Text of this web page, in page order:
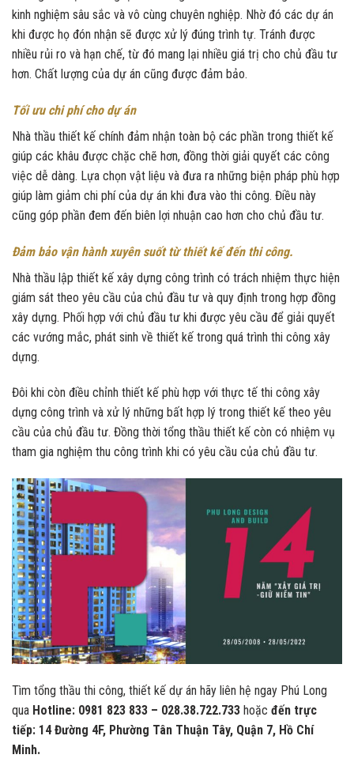
kinh nghiệm sâu sắc và vô cùng chuyên nghiệp. Nhờ đó các dự án
khi được họ đón nhận sẽ được xử lý đúng trình tự. Tránh được
nhiều rủi ro và hạn chế, từ đó mang lại nhiều giá trị cho chủ đầu tư
hơn. Chất lượng của dự án cũng được đảm bảo.
Tối ưu chi phí cho dự án
Nhà thầu thiết kế chính đảm nhận toàn bộ các phần trong thiết kế
giúp các khâu được chặc chẽ hơn, đồng thời giải quyết các công
việc dễ dàng. Lựa chọn vật liệu và đưa ra những biện pháp phù hợp
giúp làm giảm chi phí của dự án khi đưa vào thi công. Điều này
cũng góp phần đem đến biên lợi nhuận cao hơn cho chủ đầu tư.
Đảm bảo vận hành xuyên suốt từ thiết kế đến thi công.
Nhà thầu lập thiết kế xây dựng công trình có trách nhiệm thực hiện
giám sát theo yêu cầu của chủ đầu tư và quy định trong hợp đồng
xây dựng. Phối hợp với chủ đầu tư khi được yêu cầu để giải quyết
các vướng mắc, phát sinh về thiết kế trong quá trình thi công xây
dựng.
Đôi khi còn điều chỉnh thiết kế phù hợp với thực tế thi công xây
dựng công trình và xử lý những bất hợp lý trong thiết kế theo yêu
cầu của chủ đầu tư. Đồng thời tổng thầu thiết kế còn có nhiệm vụ
tham gia nghiệm thu công trình khi có yêu cầu của chủ đầu tư.
Tìm tổng thầu thi công, thiết kế dự án hãy liên hệ ngay Phú Long
qua Hotline: 0981 823 833 – 028.38.722.733 hoặc đến trực
tiếp: 14 Đường 4F, Phường Tân Thuận Tây, Quận 7, Hồ Chí
Minh.